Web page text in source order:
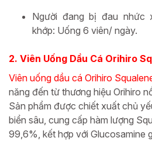
Người đang bị đau nhức
khớp: Uống 6 viên/ ngày.
2. Viên Uống Dầu Cá Orihiro
Viên uống dầu cá Orihiro
năng đến từ thương hiệu Orihiro
Sản phẩm được chiết xuất chủ
biển sâu, cung cấp hàm lượng
99,6%, kết hợp với Glucosamine